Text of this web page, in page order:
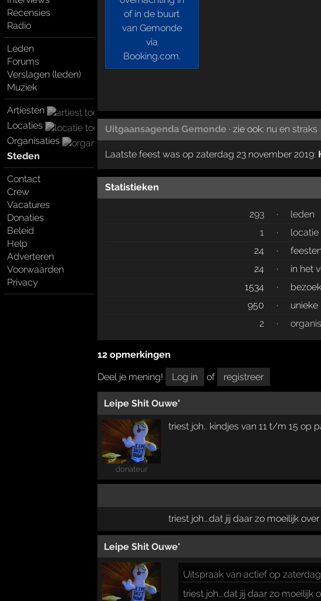
Recensies
Radio
Leden
Forums
Verslagen (leden)
Muziek
Artiesten
Locaties
Organisaties
Steden
Contact
Crew
Vacatures
Donaties
Beleid
Help
Adverteren
Voorwaarden
Privacy
Uitgaansagenda Gemonde · zie ook: nu en straks
Laatste feest was op zaterdag 23 november 2019:
Statistieken
293 ·
leden
1
·
locatie
24
·
feesten
24
·
in het
1534
·
950
·
unieke
2
·
12 opmerkingen
Deel je mening!
Log in of registreer
Leipe Shit Ouwe'
donateur
triest joh.. kindjes van 11 t/m 15 op
triest joh...dat jij daar zo moeilijk
Leipe Shit Ouwe'
Uitspraakvan actief op
triest joh...dat jij daar zo moeilijk